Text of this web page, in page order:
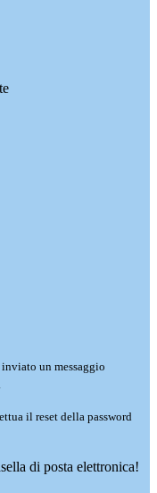
inviato un messaggio
il reset della password
di posta elettronica!